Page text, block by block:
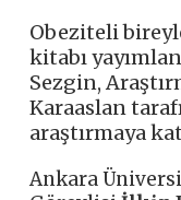
Obeziteli
kitabı
Sezgin,
Karaaslan
araştırmaya
Ankara